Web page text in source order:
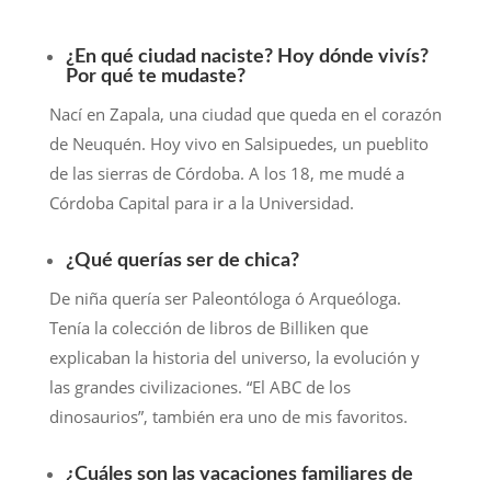
¿En qué ciudad naciste? Hoy dónde vivís?
Por qué te mudaste?
Nací en Zapala, una ciudad que queda en el corazón
de Neuquén. Hoy vivo en Salsipuedes, un pueblito
de las sierras de Córdoba. A los 18, me mudé a
Córdoba Capital para ir a la Universidad.
¿Qué querías ser de chica?
De niña quería ser Paleontóloga ó Arqueóloga.
Tenía la colección de libros de Billiken que
explicaban la historia del universo, la evolución y
las grandes civilizaciones. “El ABC de los
dinosaurios”, también era uno de mis favoritos.
¿Cuáles son las vacaciones familiares de